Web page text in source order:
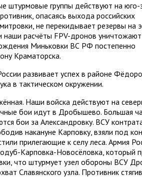
штурмовые группы действуют на
опасаясь выхода российских
не перекидывает резервы на
наши расчёты FPV-дронов
Миньковки ВС РФ постепенно
Краматорска.
развивает успех в районе
в тактическом окружении.
Наши войска действуют на
бои идут в Дробышево. Большая
бои за Александровку. ВСУ
накануне Карповку, взяли под
прилегающие к селу леса. Армия
Карповка-Новосёловка, который
что штурмует узел обороны ВСУ
Славянского узла. Противник